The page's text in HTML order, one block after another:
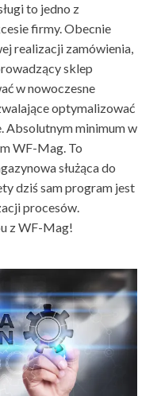
to jedno z
firmy. Obecnie
realizacji zamówienia,
sklep
w nowoczesne
optymalizować
Absolutnym minimum w
WF-Mag. To
służąca do
dziś sam program jest
procesów.
z WF-Mag!